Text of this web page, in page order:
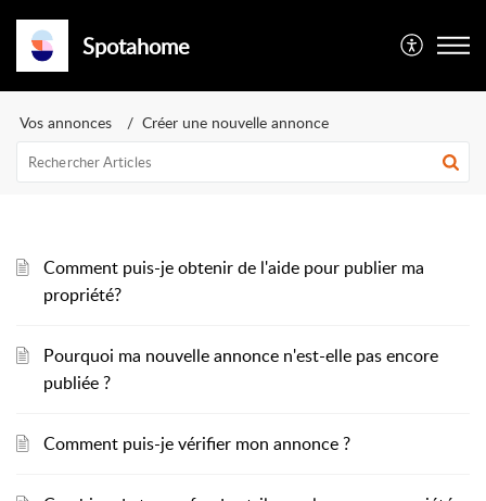
Spotahome
Vos annonces Créer une nouvelle annonce
Comment puis-je obtenir de l'aide pour publier ma
propriété?
Pourquoi ma nouvelle annonce n'est-elle pas encore
publiée ?
Comment puis-je vérifier mon annonce ?